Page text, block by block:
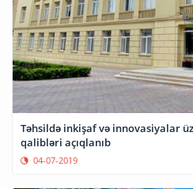
Təhsildə inkişaf və innovasiyalar
qalibləri açıqlanıb
04-07-2019